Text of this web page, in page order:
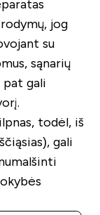
jog
su
sąnarių
pat gali
todėl, iš
gali